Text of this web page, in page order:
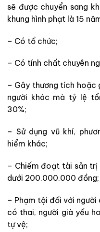
sẽ được chuyển sang
khung hình phạt là 15
– Có tổ chức;
– Có tính chất chuyên
– Gây thương tích hoặc
người khác mà tỷ lệ
30%;
– Sử dụng vũ khí,
hiểm khác;
– Chiếm đoạt tài sản
dưới 200.000.000 đồng;
– Phạm tội đối với người
có thai, người già yếu
tự vệ;